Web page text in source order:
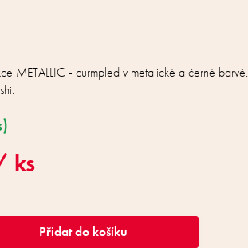
ks
Přidat do košíku
METALLIC - curmpled v metalické a černé barvě.